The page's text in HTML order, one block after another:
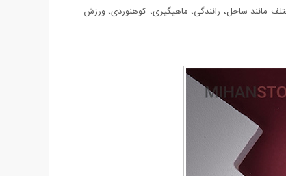
مانند ساحل، رانندگی، ماهیگیری، کوهنوردی، ورزش